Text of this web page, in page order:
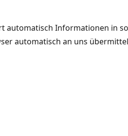
automatisch Informationen in so
automatisch an uns